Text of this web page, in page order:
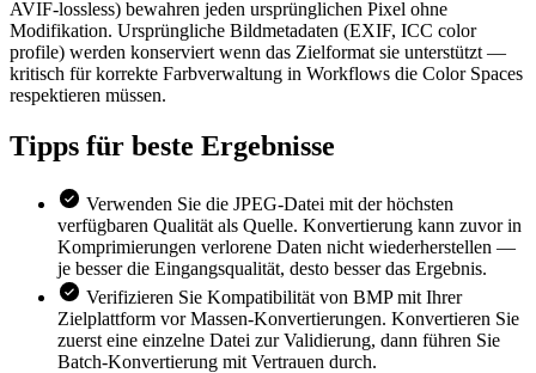
AVIF-lossless) bewahren jeden ursprünglichen Pixel ohne
Modifikation. Ursprüngliche Bildmetadaten (EXIF, ICC color
profile) werden konserviert wenn das Zielformat sie unterstützt —
kritisch für korrekte Farbverwaltung in Workflows die Color Spaces
respektieren müssen.
Tipps für beste Ergebnisse
Verwenden Sie die JPEG-Datei mit der höchsten
verfügbaren Qualität als Quelle. Konvertierung kann zuvor in
Komprimierungen verlorene Daten nicht wiederherstellen —
je besser die Eingangsqualität, desto besser das Ergebnis.
Verifizieren Sie Kompatibilität von BMP mit Ihrer
Zielplattform vor Massen-Konvertierungen. Konvertieren Sie
zuerst eine einzelne Datei zur Validierung, dann führen Sie
Batch-Konvertierung mit Vertrauen durch.